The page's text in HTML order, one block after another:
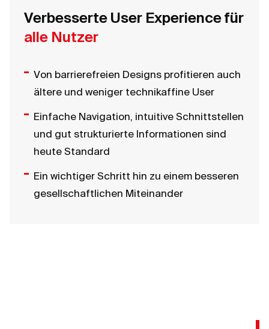
Verbesserte User Experience für
alle Nutzer
Von barrierefreien Designs profitieren auch
ältere und weniger technikaffine User
Einfache Navigation, intuitive Schnittstellen
und gut strukturierte Informationen sind
heute Standard
Ein wichtiger Schritt hin zu einem besseren
gesellschaftlichen Miteinander